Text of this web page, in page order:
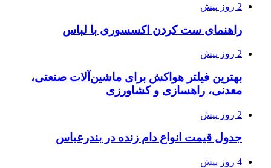
2 روز پیش
راهنمای ست کردن اکسسوری با لباس
2 روز پیش
بهترین فیلتر هواکش برای ماشین‌آلات صنعتی،
معدنی، راهسازی و کشاورزی
2 روز پیش
جدول قیمت انواع دام زنده در بندرعباس
4 روز پیش